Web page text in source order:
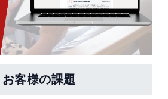
お客様の課題